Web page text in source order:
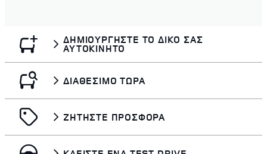
ΔΗΜΙΟΥΡΓΗΣΤΕ ΤΟ ΔΙΚΟ ΣΑΣ
ΑΥΤΟΚΙΝΗΤΟ
ΔΙΑΘΕΣΙΜΟ ΤΩΡΑ
ΖΗΤΗΣΤΕ ΠΡΟΣΦΟΡΑ